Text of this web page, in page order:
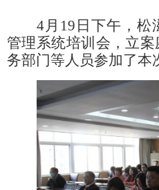
4月19日下午，松
管理系统培训会，立
务部门等人员参加了本